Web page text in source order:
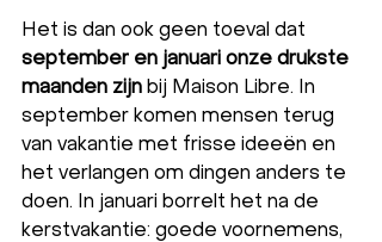
Het is dan ook geen toeval dat
september en januari onze drukste
maanden zijn bij Maison Libre. In
september komen mensen terug
van vakantie met frisse ideeën en
het verlangen om dingen anders te
doen. In januari borrelt het na de
kerstvakantie: goede voornemens,